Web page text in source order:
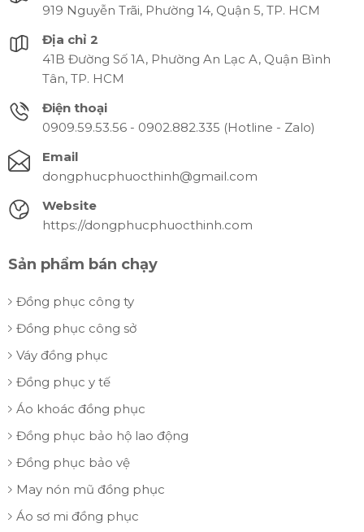
919 Nguyễn Trãi, Phường 14, Quận 5, TP. HCM
Địa chỉ 2
41B Đường Số 1A, Phường An Lạc A, Quận Bình
Tân, TP. HCM
Điện thoại
0909.59.53.56 - 0902.882.335 (Hotline - Zalo)
Email
dongphucphuocthinh@gmail.com
Website
https://dongphucphuocthinh.com
Sản phẩm bán chạy
Đồng phục công ty
Đồng phục công sở
Váy đồng phục
Đồng phục y tế
Áo khoác đồng phục
Đồng phục bảo hộ lao động
Đồng phục bảo vệ
May nón mũ đồng phục
Áo sơ mi đồng phục